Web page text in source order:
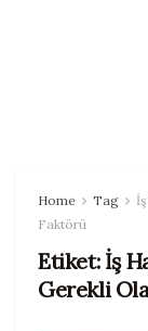
Home Tag
Faktörü
Etiket: İş
Gerekli